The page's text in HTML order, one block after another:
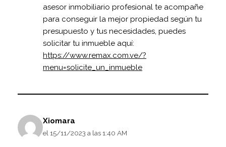
asesor inmobiliario profesional te acompañe
para conseguir la mejor propiedad según tu
presupuesto y tus necesidades, puedes
solicitar tu inmueble aquí:
https://www.remax.com.ve/?
menu=solicite_un_inmueble
Xiomara
el 15/11/2023 a las 1:40 AM